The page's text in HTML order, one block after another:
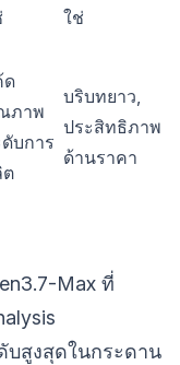
ใช่
ด
ภาพ
บการ
ต
บริบทยาว,
ประสิทธิภาพ
ด้านราคา
Max ที่
บสูงสุดในกระดาน